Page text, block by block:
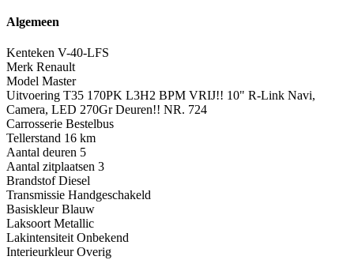
Algemeen
Kenteken V-40-LFS
Merk Renault
Model Master
Uitvoering T35 170PK L3H2 BPM VRIJ!! 10" R-Link Navi,
Camera, LED 270Gr Deuren!! NR. 724
Carrosserie Bestelbus
Tellerstand 16 km
Aantal deuren 5
Aantal zitplaatsen 3
Brandstof Diesel
Transmissie Handgeschakeld
Basiskleur Blauw
Laksoort Metallic
Lakintensiteit Onbekend
Interieurkleur Overig